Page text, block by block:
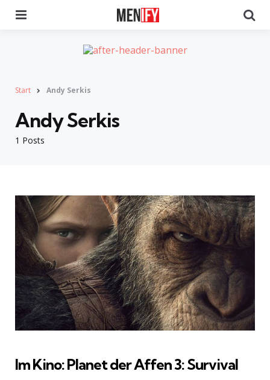
Start Andy Serkis
1 Posts
Andy Serkis
Im Kino: Planet der Affen 3: Survival